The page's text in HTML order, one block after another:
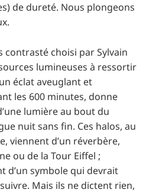
de dureté. Nous plongeons
contrasté choisi par Sylvain
lumineuses à ressortir
éclat aveuglant et
les 600 minutes, donne
lumière au bout du
nuit sans fin. Ces halos, au
viennent d’un réverbère,
ou de la Tour Eiffel ;
d’un symbole qui devrait
Mais ils ne dictent rien,